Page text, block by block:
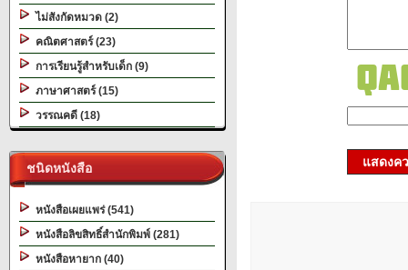
ไม่สังกัดหมวด (2)
คณิตศาสตร์ (23)
การเรียนรู้สำหรับเด็ก (9)
ภาษาศาสตร์ (15)
วรรณคดี (18)
ชนิดหนังสือ
หนังสือเผยแพร่ (541)
หนังสือลิขสิทธิ์สำนักพิมพ์ (281)
หนังสือหายาก (40)
แสดงค